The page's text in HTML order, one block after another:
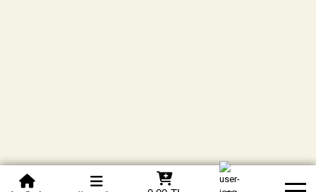
0850 305 09 70